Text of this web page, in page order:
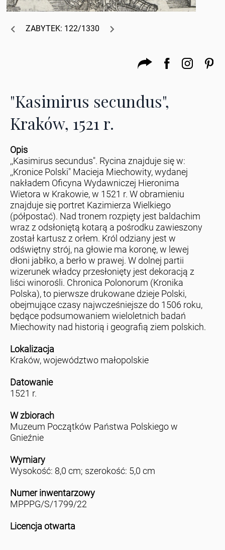
ZABYTEK: 122/1330
"Kasimirus secundus",
Kraków, 1521 r.
Opis
,,Kasimirus secundus". Rycina znajduje się w:
,,Kronice Polski" Macieja Miechowity, wydanej
nakładem Oficyna Wydawniczej Hieronima
Wietora w Krakowie, w 1521 r. W obramieniu
znajduje się portret Kazimierza Wielkiego
(półpostać). Nad tronem rozpięty jest baldachim
wraz z odsłoniętą kotarą a pośrodku zawieszony
został kartusz z orłem. Król odziany jest w
odświętny strój, na głowie ma koronę, w lewej
dłoni jabłko, a berło w prawej. W dolnej partii
wizerunek władcy przesłonięty jest dekoracją z
liści winorośli. Chronica Polonorum (Kronika
Polska), to pierwsze drukowane dzieje Polski,
obejmujące czasy najwcześniejsze do 1506 roku,
będące podsumowaniem wieloletnich badań
Miechowity nad historią i geografią ziem polskich.
Lokalizacja
Kraków, województwo małopolskie
Datowanie
1521 r.
W zbiorach
Muzeum Początków Państwa Polskiego w
Gnieźnie
Wymiary
Wysokość: 8,0 cm; szerokość: 5,0 cm
Numer inwentarzowy
MPPPG/S/1799/22
Licencja otwarta